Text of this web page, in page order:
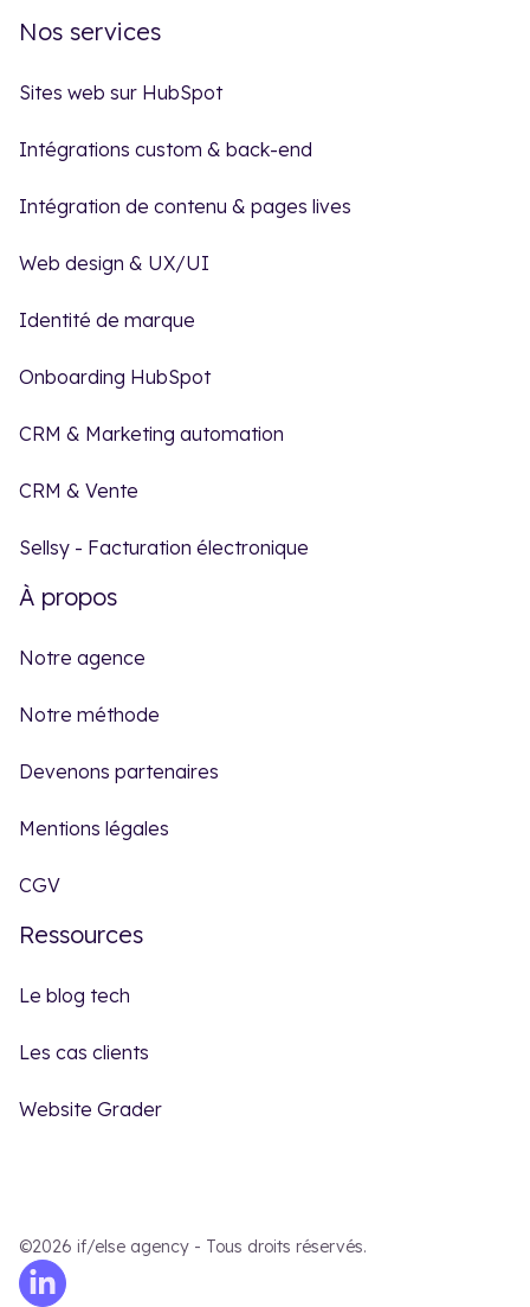
Nos services
Sites web sur HubSpot
Intégrations custom & back-end
Intégration de contenu & pages lives
Web design & UX/UI
Identité de marque
Onboarding HubSpot
CRM & Marketing automation
CRM & Vente
Sellsy - Facturation électronique
À propos
Notre agence
Notre méthode
Devenons partenaires
Mentions légales
CGV
Ressources
Le blog tech
Les cas clients
Website Grader
©2026 if/else agency - Tous droits réservés.